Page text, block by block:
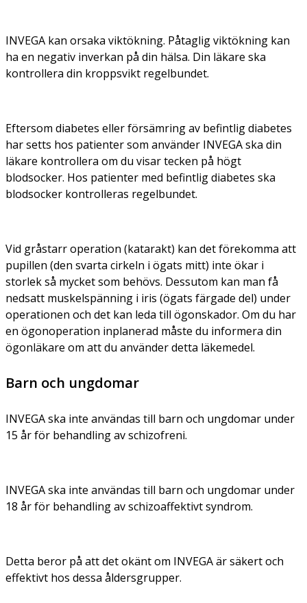
INVEGA kan orsaka viktökning. Påtaglig viktökning kan
ha en negativ inverkan på din hälsa. Din läkare ska
kontrollera din kroppsvikt regelbundet.
Eftersom diabetes eller försämring av befintlig diabetes
har setts hos patienter som använder INVEGA ska din
läkare kontrollera om du visar tecken på högt
blodsocker. Hos patienter med befintlig diabetes ska
blodsocker kontrolleras regelbundet.
Vid gråstarr operation (katarakt) kan det förekomma att
pupillen (den svarta cirkeln i ögats mitt) inte ökar i
storlek så mycket som behövs. Dessutom kan man få
nedsatt muskelspänning i iris (ögats färgade del) under
operationen och det kan leda till ögonskador. Om du har
en ögonoperation inplanerad måste du informera din
ögonläkare om att du använder detta läkemedel.
Barn och ungdomar
INVEGA ska inte användas till barn och ungdomar under
15 år för behandling av schizofreni.
INVEGA ska inte användas till barn och ungdomar under
18 år för behandling av schizoaffektivt syndrom.
Detta beror på att det okänt om INVEGA är säkert och
effektivt hos dessa åldersgrupper.